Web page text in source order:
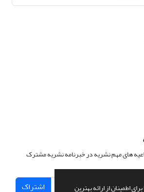
اطمینان از ارائه بهترین
های مهم نشریه در خبرنامه نشریه مشترک
اشتراک